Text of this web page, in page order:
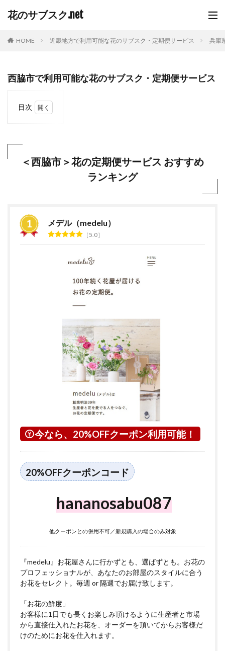
花のサブスク.net
HOME 近畿地方で利用可能な花のサブスク・定期便サービス 兵庫
西脇市で利用可能な花のサブスク・定期便サービス
目次
期便
キン
グ
2
つい
＜西脇市＞花の定期便サービス おすすめ
ランキング
メデル（medelu）
5.0
今なら、20%OFFクーポン利用可能！
20%OFFクーポンコード
hananosabu087
他クーポンとの併用不可／新規購入の場合のみ対象
『medelu』お花屋さんに行かずとも、選ばずとも。お花の
プロフェッショナルが、あなたのお部屋のスタイルに合う
お花をセレクト。毎週 or 隔週でお届け致します。
「お花の鮮度」
お客様に1日でも長くお楽しみ頂けるように生産者と市場
から直接仕入れたお花を、オーダーを頂いてからお客様だ
けのためにお花を仕入れます。